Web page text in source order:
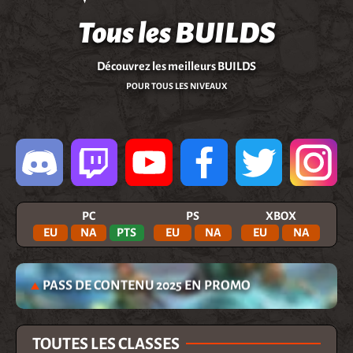
Tous les BUILDS
Découvrez les meilleurs BUILDS
POUR TOUS LES NIVEAUX
PC
EU
NA PTS
PS
EU
NA
XBOX
EU
NA
PASS DE CONTENU 2025 EN PROMO
TOUTES LES CLASSES